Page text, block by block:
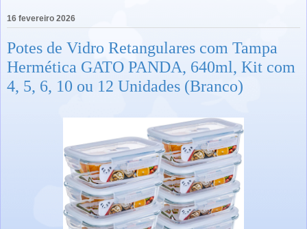
16 fevereiro 2026
Potes de Vidro Retangulares com Tampa
Hermética GATO PANDA, 640ml, Kit com
4, 5, 6, 10 ou 12 Unidades (Branco)